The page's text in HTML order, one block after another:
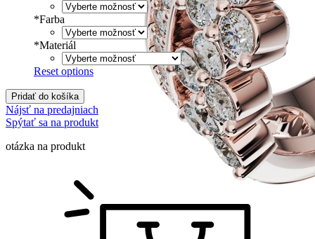
*Farba
*Materiál
Reset options
Pridať do košíka
Nájsť na predajniach
Spýtať sa na produkt
otázka na produkt